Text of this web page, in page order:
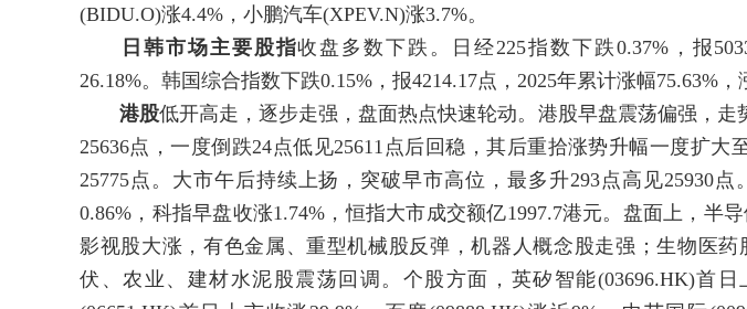
(BIDU.O)涨4.4%，小鹏汽车(XPEV.N)涨3.7%。
日韩市场主要股指收盘多数下跌。日经225指数下跌0.37%，报
26.18%。韩国综合指数下跌0.15%，报4214.17点，2025年累计涨幅75.63%，
港股低开高走，逐步走强，盘面热点快速轮动。港股早盘震荡偏强，走
25636点，一度倒跌24点低见25611点后回稳，其后重拾涨势升幅一度扩大
25775点。大市午后持续上扬，突破早市高位，最多升293点高见25930
0.86%，科指早盘收涨1.74%，恒指大市成交额亿1997.7港元。盘面上，半
影视股大涨，有色金属、重型机械股反弹，机器人概念股走强；生物医
伏、农业、建材水泥股震荡回调。个股方面，英矽智能(03696.HK)首日